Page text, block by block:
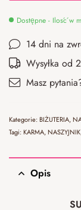
Dostępne - Ilość w
14 dni na
Wysyłka od
Masz
Kategorie:BIŻUTERIA,
Tagi:KARMA,NASZYJNIK
Opis